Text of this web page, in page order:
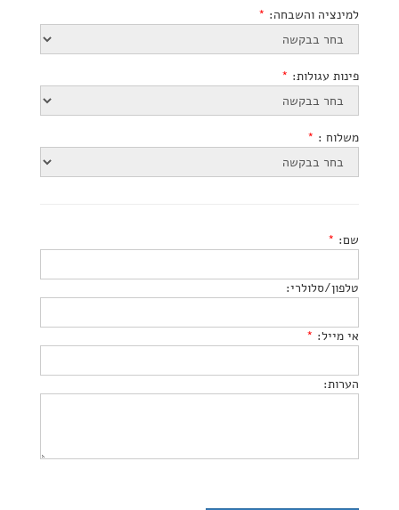
למינציה והשבחה: *
פינות עגולות: *
משלוח : *
שם: *
טלפון/סלולרי:
אי מייל: *
הערות: